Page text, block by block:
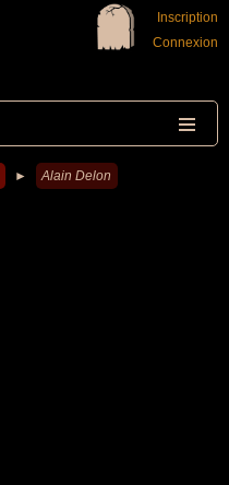
Inscription
Connexion
► Alain Delon